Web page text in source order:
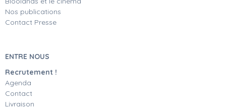
Nos publications
Contact Presse
ENTRE NOUS
Recrutement !
Agenda
Contact
Livraison